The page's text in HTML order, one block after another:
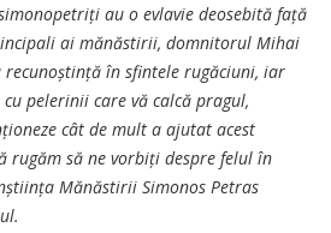
au o evlavie deosebită față
ai mănăstirii, domnitorul Mihai
recunoștință în sfintele rugăciuni, iar
pelerinii care vă calcă pragul,
cât de mult a ajutat acest
rugăm să ne vorbiți despre felul în
Mănăstirii Simonos Petras